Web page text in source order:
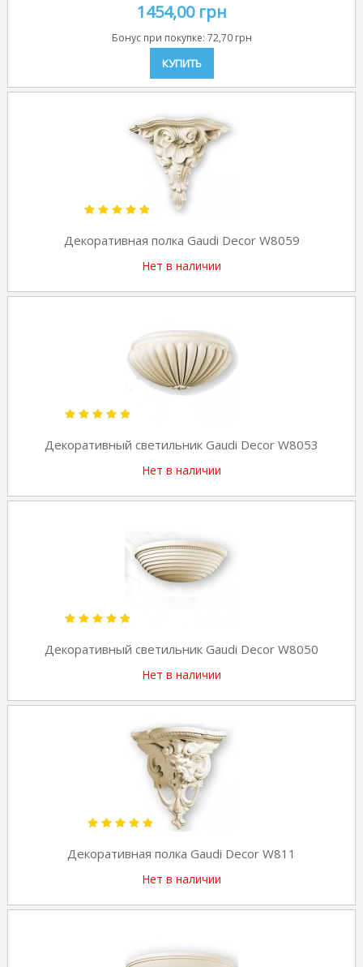
1454,00 грн
Бонус при покупке: 72,70 грн
КУПИТЬ
Декоративная полка Gaudi Decor W8059
Нет в наличии
Декоративный светильник Gaudi Decor W8053
Нет в наличии
Декоративный светильник Gaudi Decor W8050
Нет в наличии
Декоративная полка Gaudi Decor W811
Нет в наличии